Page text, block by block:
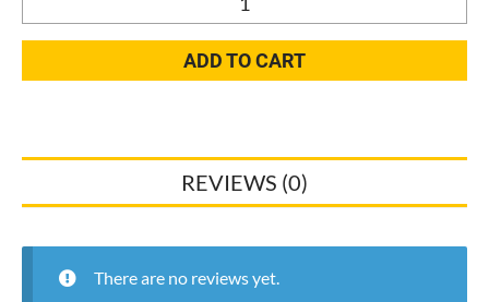
zaciskowa
Flamco
z
biała
quantity
ADD TO CART
REVIEWS (0)
There are no reviews yet.